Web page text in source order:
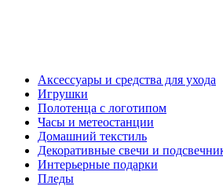
Аксессуары и средства для ухода
Игрушки
Полотенца с логотипом
Часы и метеостанции
Домашний текстиль
Декоративные свечи и
Интерьерные подарки
Пледы